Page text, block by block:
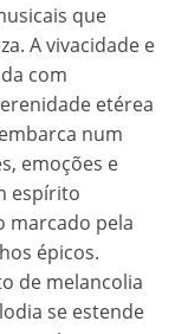
que
A vivacidade e
com
etérea
num
emoções e
espírito
marcado pela
épicos.
de melancolia
se estende